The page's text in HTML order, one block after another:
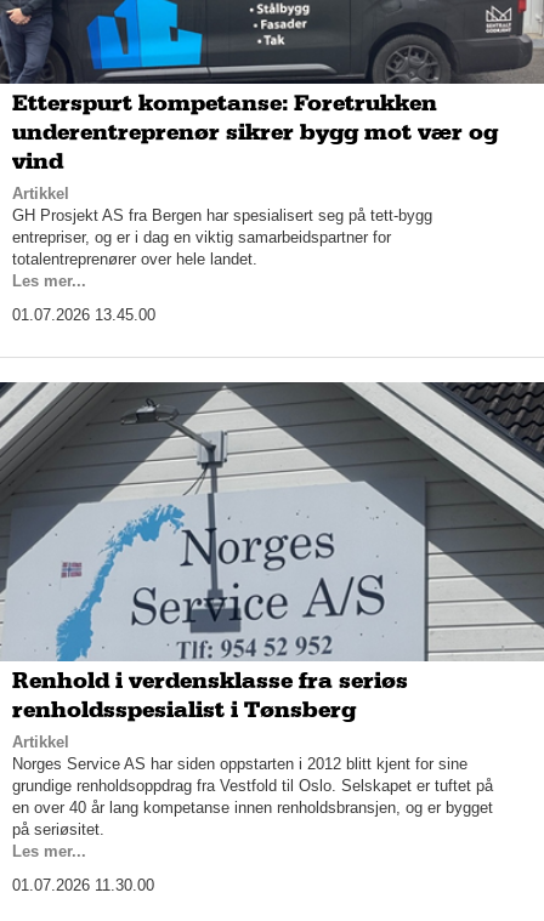
Etterspurt kompetanse: Foretrukken
underentreprenør sikrer bygg mot vær og
vind
Artikkel
GH Prosjekt AS fra Bergen har spesialisert seg på tett-bygg
entrepriser, og er i dag en viktig samarbeidspartner for
totalentreprenører over hele landet.
Les mer...
01.07.2026 13.45.00
Renhold i verdensklasse fra seriøs
renholdsspesialist i Tønsberg
Artikkel
Norges Service AS har siden oppstarten i 2012 blitt kjent for sine
grundige renholdsoppdrag fra Vestfold til Oslo. Selskapet er tuftet på
en over 40 år lang kompetanse innen renholdsbransjen, og er bygget
på seriøsitet.
Les mer...
01.07.2026 11.30.00